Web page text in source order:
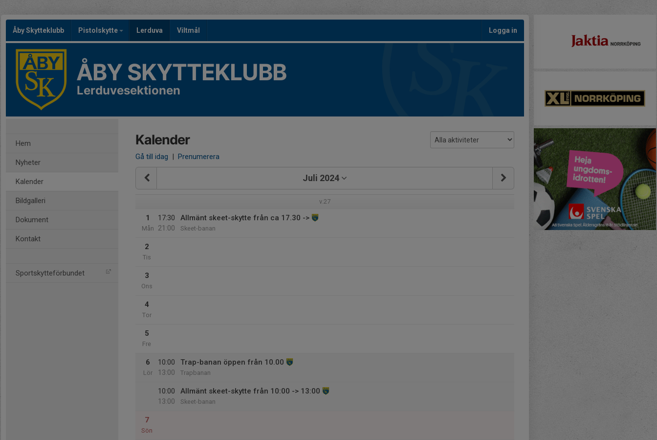
Åby Skytteklubb Pistolskytte Lerduva Viltmål Logga in
ÅBY SKYTTEKLUBB
Lerduvesektionen
Hem
Nyheter
Kalender
Bildgalleri
Dokument
Kontakt
Sportskytteförbundet
Kalender
Gå till idag | Prenumerera
Juli 2024
v.27
1
Mån
17:30
21:00
Allmänt skeet-skytte från ca 17.30 ->
Skeet-banan
2
Tis
3
Ons
4
Tor
5
Fre
6
Lör
10:00
13:00
Trap-banan öppen från 10.00
Trapbanan
10:00
13:00
Allmänt skeet-skytte från 10:00 -> 13:00
Skeet-banan
7
Sön